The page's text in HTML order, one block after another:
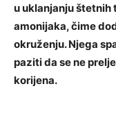
u uklanjanju štetnih
amonijaka, čime
okruženju. Njega
paziti da se ne
korijena.